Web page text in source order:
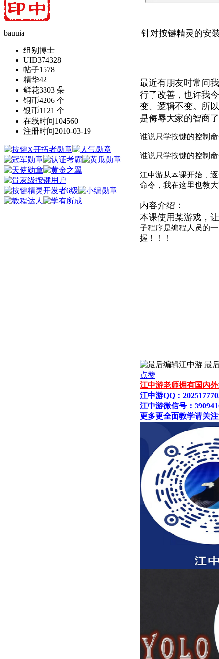
bauuia
组别 博士
UID374328
帖子1578
精华42
鲜花3803 朵
铜币4206 个
银币1121 个
在线时间104560
注册时间2010-03-19
针对按键精灵的安
最近有朋友时常问
行了改善，也许我
变、逻辑不变。所
是侮辱大家的智商
谁说只学按键的控制
谁说只学按键的控制
江中游从本课开始，
命令，我在这里也教
内容介绍：
本课使用某游戏，
子程序是编程人员的
握！！！
江中游 最
点赞
江中游老师拥有国内
江中游QQ：
江中游微信号：
更多更全面教学请关注